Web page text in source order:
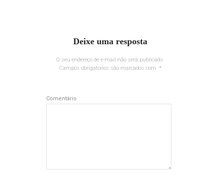
Deixe uma resposta
O seu endereço de e-mail não será publicado.
Campos obrigatórios são marcados com *
Comentário